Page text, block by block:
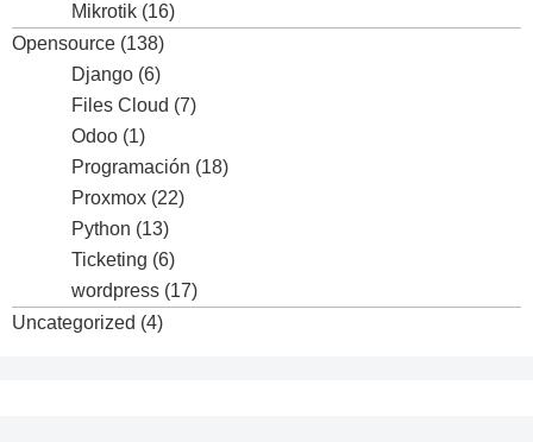
Mikrotik (16)
Opensource (138)
Django (6)
Files Cloud (7)
Odoo (1)
Programación (18)
Proxmox (22)
Python (13)
Ticketing (6)
wordpress (17)
Uncategorized (4)